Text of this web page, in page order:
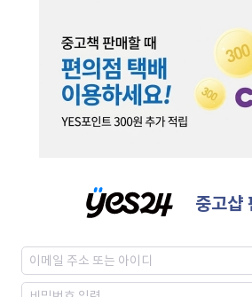
중고샵